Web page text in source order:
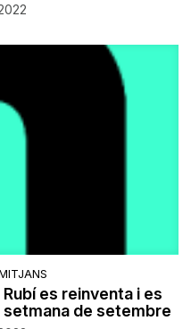
es reinventa i es
de setembre